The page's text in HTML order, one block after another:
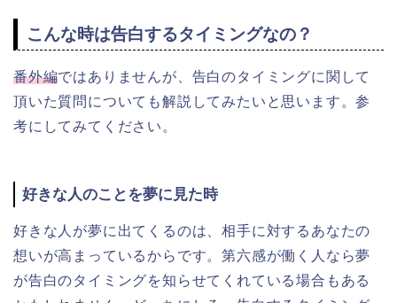
こんな時は告白するタイミングなの？
番外編ではありませんが、告白のタイミングに関して
頂いた質問についても解説してみたいと思います。参
考にしてみてください。
好きな人のことを夢に見た時
好きな人が夢に出てくるのは、相手に対するあなたの
想いが高まっているからです。第六感が働く人なら夢
が告白のタイミングを知らせてくれている場合もある